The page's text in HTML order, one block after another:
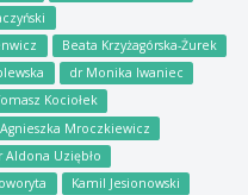
Beata Krzyżagórska-Żurek
dr Monika Iwaniec
Kociołek
Agnieszka Mroczkiewicz
Aldona Uziębło
Kamil Jesionowski